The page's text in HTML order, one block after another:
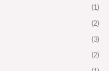
(1)
(2)
(3)
(2)